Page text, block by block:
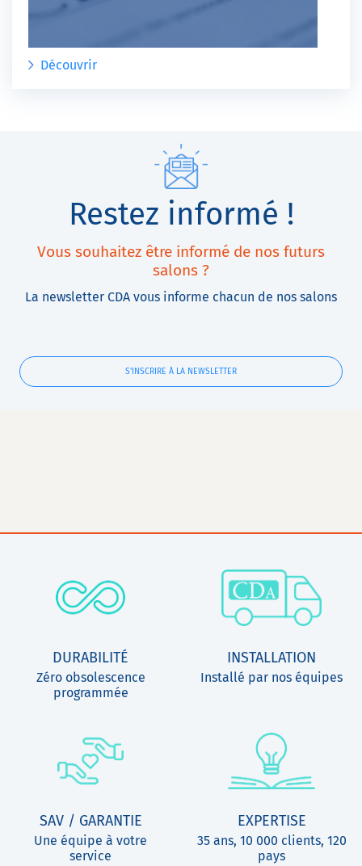
Découvrir
Restez informé !
Vous souhaitez être informé de nos futurs
salons ?
La newsletter CDA vous informe chacun de nos salons
S'INSCRIRE À LA NEWSLETTER
DURABILITÉ
Zéro obsolescence
programmée
INSTALLATION
Installé par nos équipes
SAV / GARANTIE
Une équipe à votre
service
EXPERTISE
35 ans, 10 000 clients, 120
pays